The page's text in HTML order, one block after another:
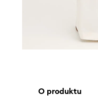
O produktu